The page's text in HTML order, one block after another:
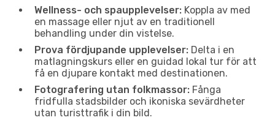
Wellness- och spaupplevelser: Koppla av med
en massage eller njut av en traditionell
behandling under din vistelse.
Prova fördjupande upplevelser: Delta i en
matlagningskurs eller en guidad lokal tur för att
få en djupare kontakt med destinationen.
Fotografering utan folkmassor: Fånga
fridfulla stadsbilder och ikoniska sevärdheter
utan turisttrafik i din bild.